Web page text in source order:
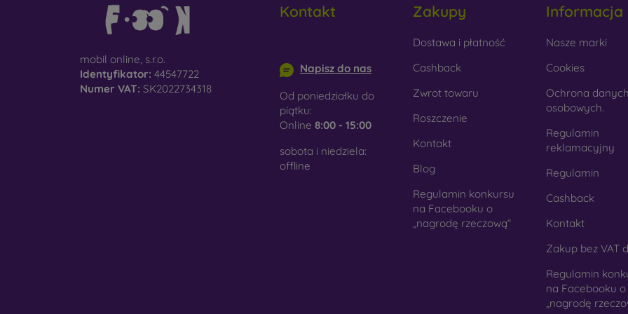
dotyku. Jest to precyzyjne wykonanie z dbałością o szczegóły.
- Dzięki połączeniu drewna i materiału TPU
na telefon. Do produkcji użyto wysokiej jakości naturalnego
- Szkło służy jedynie jako uzupełnienie pokrowców.
komórkowych. Wadą jest to, że po upadku szklana obudowa może
Materiał z recyklingu
- Kompostowalne pokrowce na
pochodzących z recyklingu, dzięki czemu mogą rozkładać się w
jest obecnie bardzo ważna.
W naszym sklepie internetowym FOON można znaleźć dziesiątki
wykonanych z różnych materiałów. Po prostu wybierz swój.
mobil online, s.r.o.
Identyfikator: 44547722
Numer VAT: SK2022734318
Kontakt
Napisz do nas
Od poniedziałku do
piątku:
Online 8:00 - 15:00
sobota i niedziela:
offline
Zakupy
Dostawa i płatność
Cashback
Zwrot towaru
Roszczenie
Kontakt
Blog
Regulamin konkursu
na Facebooku o
„nagrodę rzeczową“
Informacja
Nasze marki
Cookies
Ochrona danych
osobowych.
Regulamin
reklamacyjny
Regulamin
Cashback
Kontakt
Zakup bez VAT
Regulamin
na Facebooku o
„nagrodę